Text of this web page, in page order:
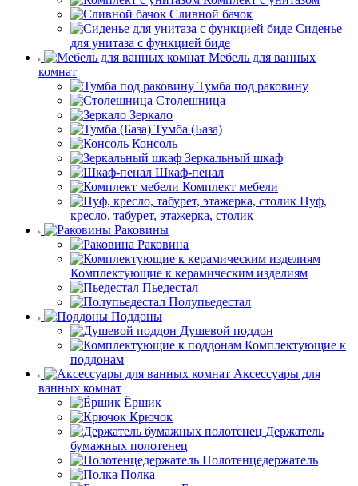
Сливной бачок
Сиденье
для унитаза с функцией биде
Мебель для ванных
комнат
Тумба под раковину
Столешница
Зеркало
Тумба (База)
Консоль
Зеркальный шкаф
Шкаф-пенал
Комплект мебели
Пуф,
кресло, табурет, этажерка, столик
Раковины
Раковина
Комплектующие к керамическим изделиям
Пьедестал
Полупьедестал
Поддоны
Душевой поддон
Комплектующие к
поддонам
Аксессуары для
ванных комнат
Ёршик
Крючок
Держатель
бумажных полотенец
Полотенцедержатель
Полка